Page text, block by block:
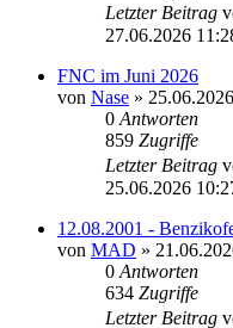
Letzter Beitrag
27.06.2026
FNC im Juni 2026
von Nase »
0 Antworten
859 Zugriffe
Letzter Beitrag
25.06.2026
12.08.2001 -
von MAD »
0 Antworten
634 Zugriffe
Letzter Beitrag